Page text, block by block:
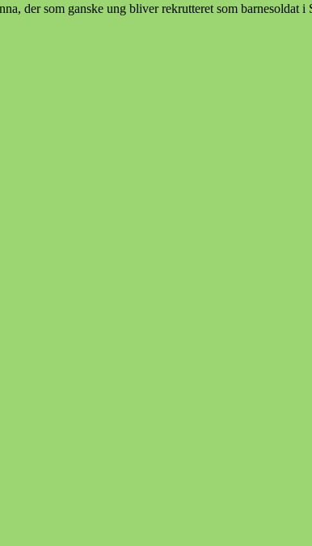
der som ganske ung bliver rekrutteret som barnesoldat